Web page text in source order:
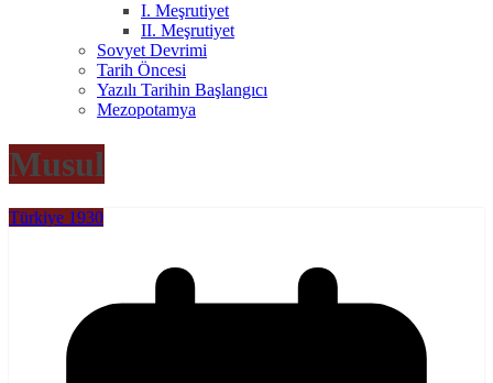
I. Meşrutiyet
II. Meşrutiyet
Sovyet Devrimi
Tarih Öncesi
Yazılı Tarihin Başlangıcı
Mezopotamya
Musul
Türkiye 1930